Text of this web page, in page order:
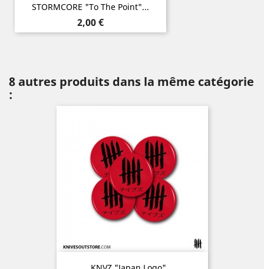
STORMCORE "To The Point"...
Prix
2,00 €
8 autres produits dans la même catégorie
: